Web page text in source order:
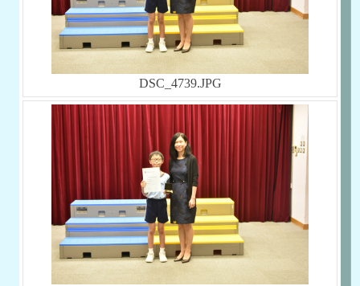
DSC_4739.JPG